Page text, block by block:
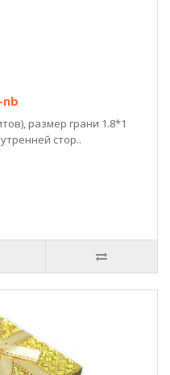
nb
размер грани 1.8*1
стор..